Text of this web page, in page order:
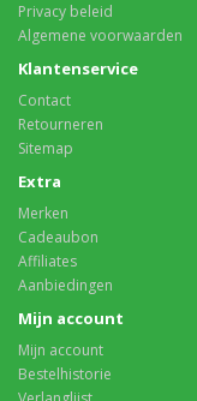
Privacy beleid
Algemene voorwaarden
Klantenservice
Contact
Retourneren
Sitemap
Extra
Merken
Cadeaubon
Affiliates
Aanbiedingen
Mijn account
Mijn account
Bestelhistorie